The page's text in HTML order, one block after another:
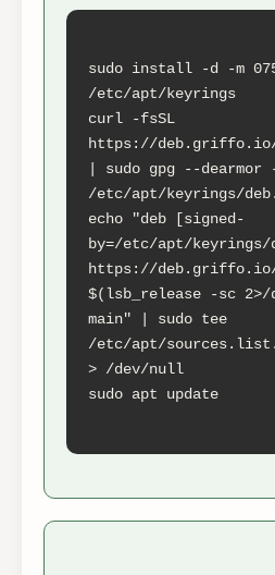
sudo install -d -m
/etc/apt/keyrings
curl -fsSL
https://deb.griffo.io/
| sudo gpg --
/etc/apt/keyrings/
echo "deb [signed-
by=/etc/apt/
https://
$(lsb_release -sc
main" | sudo tee
/etc/apt/
> /dev/null
sudo apt update